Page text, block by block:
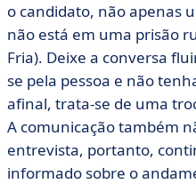
o candidato, não apenas
não está em uma prisão
Fria). Deixe a conversa
se pela pessoa e não
afinal, trata-se de uma
A comunicação também
entrevista, portanto,
informado sobre o